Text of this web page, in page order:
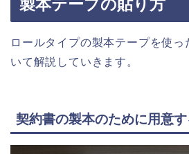
製本テープの貼り方
ロールタイプの製本テープを使っ
いて解説していきます。
契約書の製本のために用意